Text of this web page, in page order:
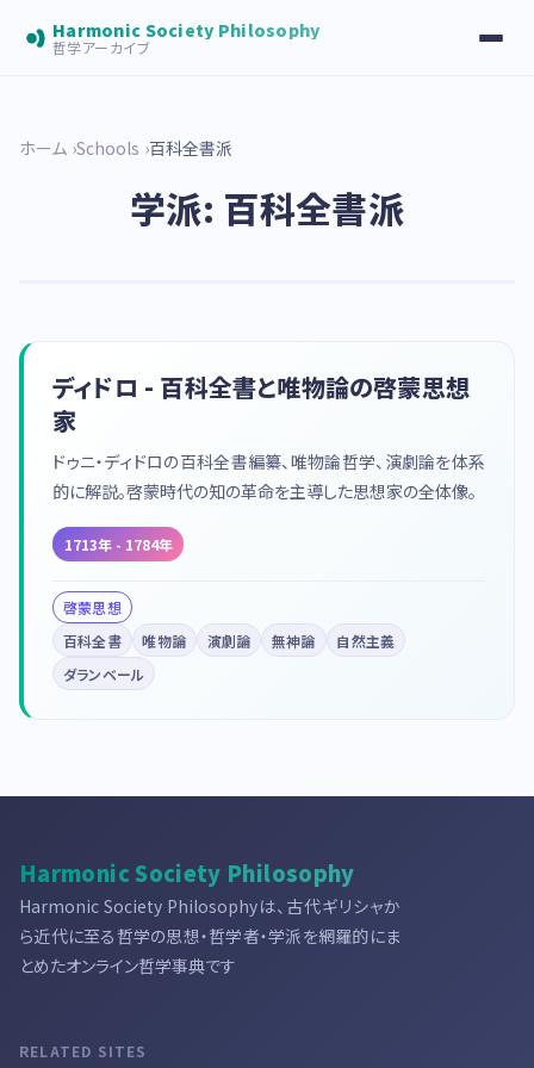
Harmonic Society Philosophy
哲学アーカイブ
ホーム Schools 百科全書派
学派: 百科全書派
ディドロ - 百科全書と唯物論の啓蒙思想
家
ドゥニ・ディドロの百科全書編纂、唯物論哲学、演劇論を体系
的に解説。啓蒙時代の知の革命を主導した思想家の全体像。
1713年 - 1784年
啓蒙思想
百科全書
唯物論 演劇論 無神論
自然主義
ダランベール
Harmonic Society Philosophy
Harmonic Society Philosophyは、古代ギリシャか
ら近代に至る哲学の思想・哲学者・学派を網羅的にま
とめたオンライン哲学事典です
RELATED SITES